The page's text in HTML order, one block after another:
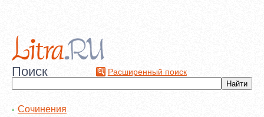
Поиск Расширенный поиск
Сочинения